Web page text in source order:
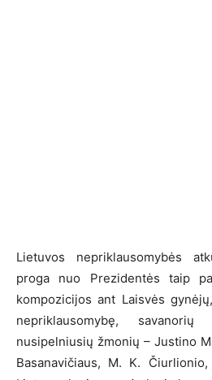
Lietuvos nepriklausomybės
proga nuo Prezidentės taip
kompozicijos ant Laisvės
nepriklausomybę, savanorių
nusipelniusių žmonių – Justino
Basanavičiaus, M. K.